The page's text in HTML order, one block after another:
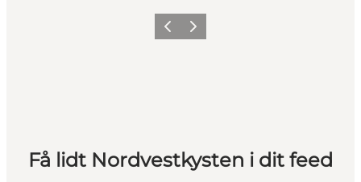
ForrigeNæste
Få lidt Nordvestkysten i dit feed